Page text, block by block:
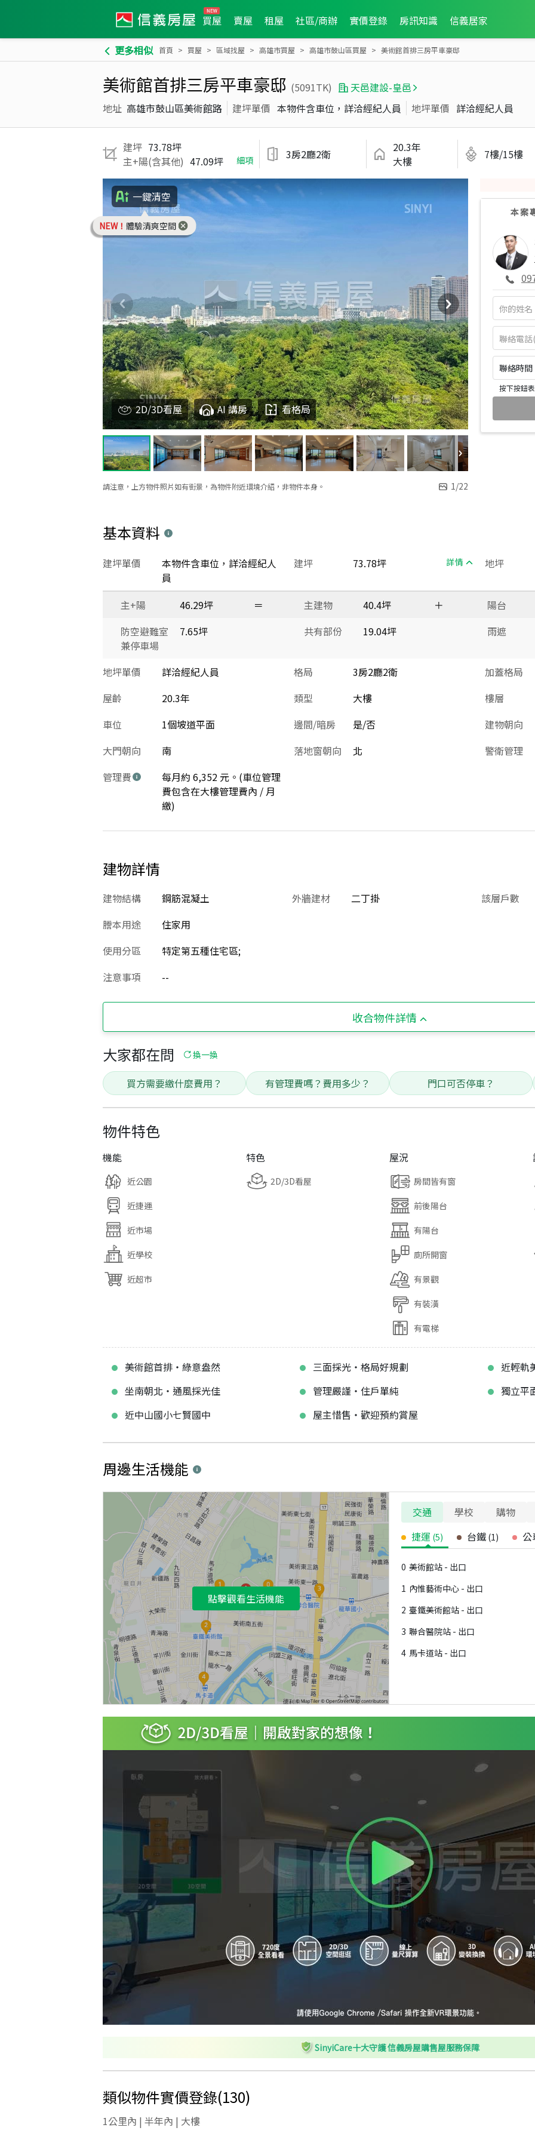
買屋 賣屋 租屋 社區/商辦 實價登錄 房訊知識 信義居家
更多相似 首頁 買屋 區域找屋 高雄市買屋 高雄市鼓山區買屋 美術館首排三房平車豪邸
美術館首排三房平車豪邸 (5091TK)
天邑建設-皇邑
地址 高雄市鼓山區美術館路 建坪單價 本物件含車位，詳洽經紀人員 地坪單價 詳洽經紀人員
建坪 73.78坪
主+陽(含其他) 47.09坪 細項 3房2廳2衛
20.3年
大樓
7樓/15樓
一鍵清空
NEW！ 體驗清爽空間
請注意，上方物件照片如有街景，為物件附近環境介紹，非物件本身。 1/22
2D/3D看屋 AI 講房 看格局
本案
聯絡時
按下按鈕
基本資料
建坪 73.78坪 詳情
建坪單價
本物件含車位，詳洽經紀人
員
地坪
主+陽 46.29坪 ＝ 主建物 40.4坪 ＋
陽台
防空避難室
兼停車場
7.65坪 共有部份 19.04坪 雨遮
地坪單價 詳洽經紀人員 格局 3房2廳2衛
加蓋格局
屋齡
20.3年 類型 大樓
樓層
車位
1個坡道平面 邊間/暗房 是/否
建物朝向
大門朝向
南 落地窗朝向 北
警衛管理
管理費
每月約 6,352 元。(車位管理
費包含在大樓管理費內 / 月
繳)
建物詳情
建物結構 鋼筋混凝土 外牆建材 二丁掛
該層戶數
謄本用途
住家用
使用分區
特定第五種住宅區;
注意事項
--
收合物件詳情
大家都在問 換一換
買方需要繳什麼費用？ 有管理費嗎？費用多少？ 門口可否停車？
物件特色
機能
近公園
近捷運
近市場
近學校
近超市
特色
2D/3D看屋
屋況
房間皆有窗
前後陽台
有陽台
廁所開窗
有景觀
有裝潢
有電梯
美術館首排‧綠意盎然 三面採光‧格局好規劃
近輕軌
坐南朝北‧通風採光佳
管理嚴謹‧住戶單純
獨立平
近中山國小七賢國中
屋主惜售‧歡迎預約賞屋
周邊生活機能
點擊觀看生活機能
交通 學校
購物
捷運 (5) 台鐵 (1) 公
0 美術館站 - 出口
1 內惟藝術中心 - 出口
2 臺鐵美術館站 - 出口
3 聯合醫院站 - 出口
4 馬卡道站 - 出口
SinyiCare十大守護 信義房屋購售屋服務保障
類似物件實價登錄(130)
1公里內 | 半年內 | 大樓